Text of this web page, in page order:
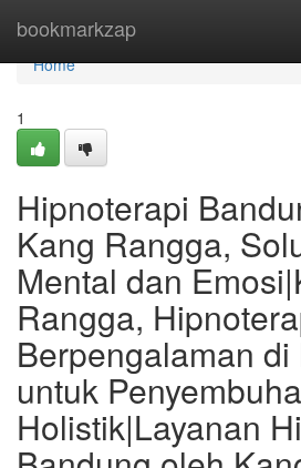
bookmarkzap
Home
Home
1
Hipnoterapi
Kang Rangga,
Mental dan
Rangga,
Berpengalaman
untuk
Holistik|Layanan